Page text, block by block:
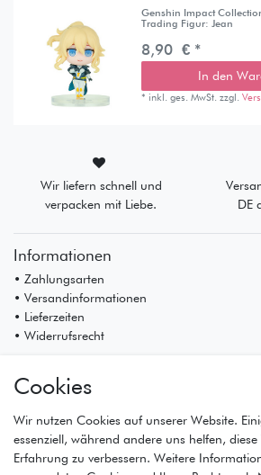
Genshin Impact
Trading Figur: Jean
8,90 € *
In den
* inkl. ges. MwSt. zzgl.
Wir liefern schnell und
verpacken mit Liebe.
DE
Informationen
• Zahlungsarten
• Versandinformationen
• Lieferzeiten
• Widerrufsrecht
• Registrierung
• Warenkorb
• Kasse
• Wunschliste
Cookies
Wir nutzen Cookies auf unserer Website.
essenziell, während andere uns helfen,
Erfahrung zu verbessern. Weitere